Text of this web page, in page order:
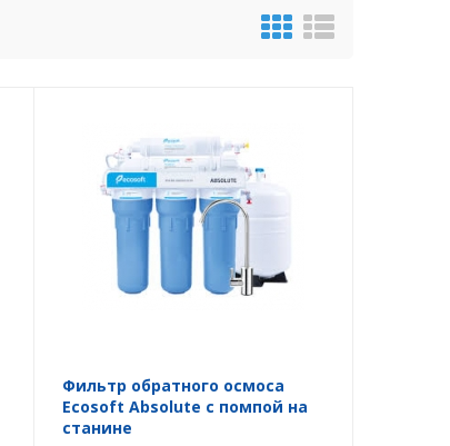
Фильтр обратного осмоса
Ecosoft Absolute с помпой на
станине